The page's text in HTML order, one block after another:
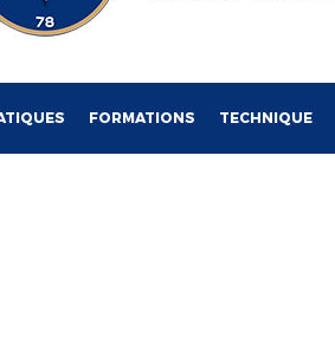
FORMATIONS TECHNIQUE